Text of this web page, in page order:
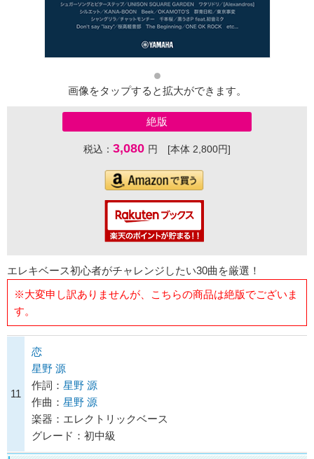
画像をタップすると拡大ができます。
絶版
税込： 3,080 円 [本体 2,800円]
エレキベース初心者がチャレンジしたい30曲を厳選！
※大変申し訳ありませんが、こちらの商品は絶版でございま
す。
11
恋
星野 源
作詞： 星野 源
作曲： 星野 源
楽器：エレクトリックベース
グレード：初中級